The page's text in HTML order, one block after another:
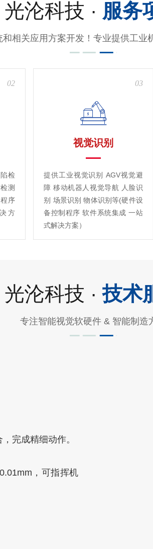
光沦科技 · 服务
相关应用方案开发！专业提供工业
02
检
测
序
方
03
视觉识别
提供工业视觉识别 AGV视觉避
障 移动机器人视觉导航 人脸识
别 场景识别 物体识别等(硬件设
备控制程序 软件系统集成 一站
式解决方案）
光沦科技 ·技术
专注智能视觉软硬件 & 智能制造
完成精细动作。
，可指挥机